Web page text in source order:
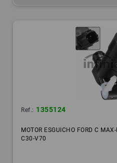
Ref.: 1355124
MOTOR ESGUICHO FORD C
C30-V70